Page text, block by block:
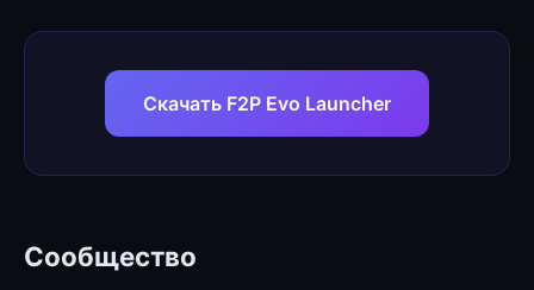
Скачать F2P Evo Launcher
Сообщество